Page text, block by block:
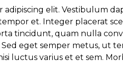
elit. Vestibulum
et. Integer placerat
tincidunt, quam nulla
eget semper metus, ut
luctus varius et et sem.